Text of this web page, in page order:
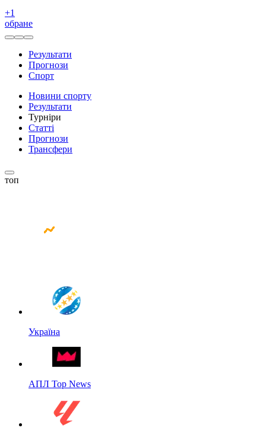
+1
обране
Результати
Прогнози
Спорт
Новини спорту
Результати
Турніри
Статті
Прогнози
Трансфери
топ
Україна
АПЛ Top News